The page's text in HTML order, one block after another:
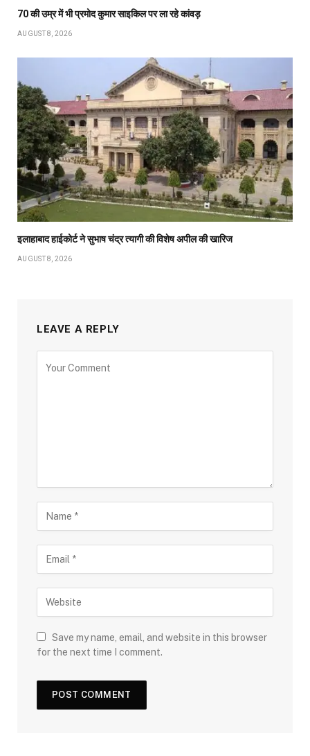
70 की उम्र में भी प्रमोद कुमार साइकिल पर ला रहे कांवड़
AUGUST 8, 2026
इलाहाबाद हाईकोर्ट ने सुभाष चंद्र त्यागी की विशेष अपील की खारिज
AUGUST 8, 2026
LEAVE A REPLY
Save my name, email, and website in this browser
for the next time I comment.